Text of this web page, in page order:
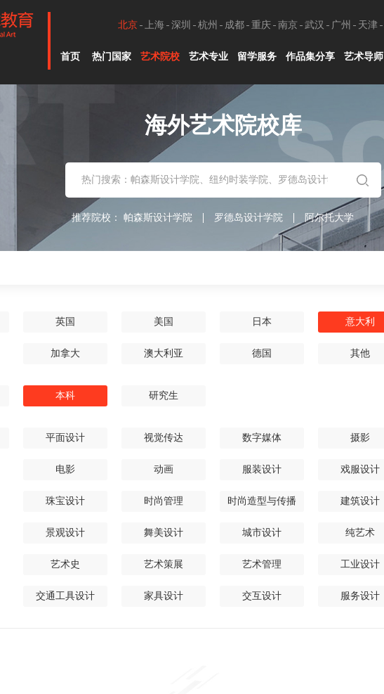
北京 上海 深圳 杭州 成都 重庆 南京 武汉 广州 天津
首页 热门国家 艺术院校 艺术专业 留学服务 作品集分享 艺术导师
海外艺术院校库
推荐院校： 帕森斯设计学院 罗德岛设计学院 阿尔托大学
英国 美国 日本 意大利
加拿大 澳大利亚 德国 其他
本科 研究生
平面设计 视觉传达 数字媒体 摄影
电影 动画 服装设计 戏服设计
珠宝设计 时尚管理 时尚造型与传播 建筑设计
景观设计 舞美设计 城市设计 纯艺术
艺术史 艺术策展 艺术管理 工业设计
交通工具设计 家具设计 交互设计 服务设计